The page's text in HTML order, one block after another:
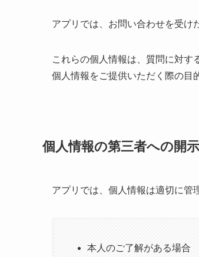
アプリでは、お問い合わせを受け
これらの個人情報は、質問に対す
個人情報をご提供いただく際の目
個人情報の第三者への開示
アプリでは、個人情報は適切に管
本人のご了解がある場合